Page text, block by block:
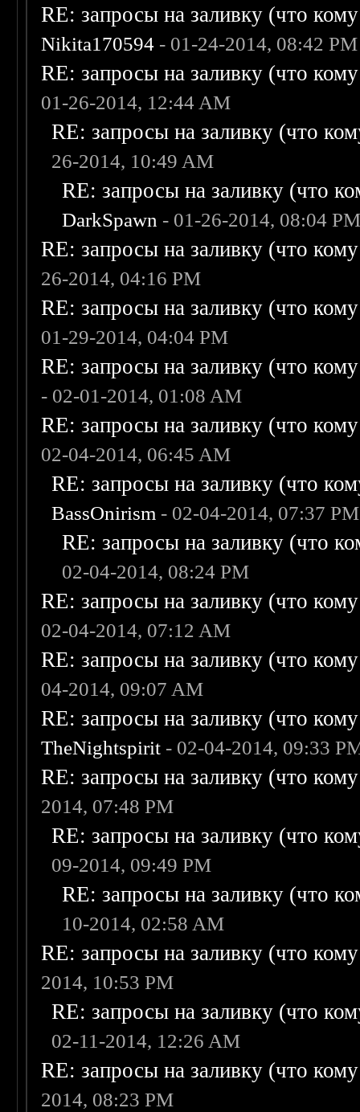
RE: запросы на заливку (что
Nikita170594 - 01-24-2014, 08:42 PM
RE: запросы на заливку (что
01-26-2014, 12:44 AM
RE: запросы на заливку (что
26-2014, 10:49 AM
RE: запросы на заливку (что
DarkSpawn - 01-26-2014, 08:04
RE: запросы на заливку (что
26-2014, 04:16 PM
RE: запросы на заливку (что
01-29-2014, 04:04 PM
RE: запросы на заливку (что
- 02-01-2014, 01:08 AM
RE: запросы на заливку (что
02-04-2014, 06:45 AM
RE: запросы на заливку (что
BassOnirism - 02-04-2014, 07:37 PM
RE: запросы на заливку (что
02-04-2014, 08:24 PM
RE: запросы на заливку (что
02-04-2014, 07:12 AM
RE: запросы на заливку (что
04-2014, 09:07 AM
RE: запросы на заливку (что
TheNightspirit - 02-04-2014, 09:33
RE: запросы на заливку (что
2014, 07:48 PM
RE: запросы на заливку (что
09-2014, 09:49 PM
RE: запросы на заливку (что
10-2014, 02:58 AM
RE: запросы на заливку (что
2014, 10:53 PM
RE: запросы на заливку (что
02-11-2014, 12:26 AM
RE: запросы на заливку (что
2014, 08:23 PM